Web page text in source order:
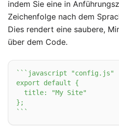
indem Sie eine in
Zeichenfolge nach dem
Dies rendert eine saubere,
über dem Code.
`` `javascript "config.js"
export default {
  title: "My Site"
};
` ``